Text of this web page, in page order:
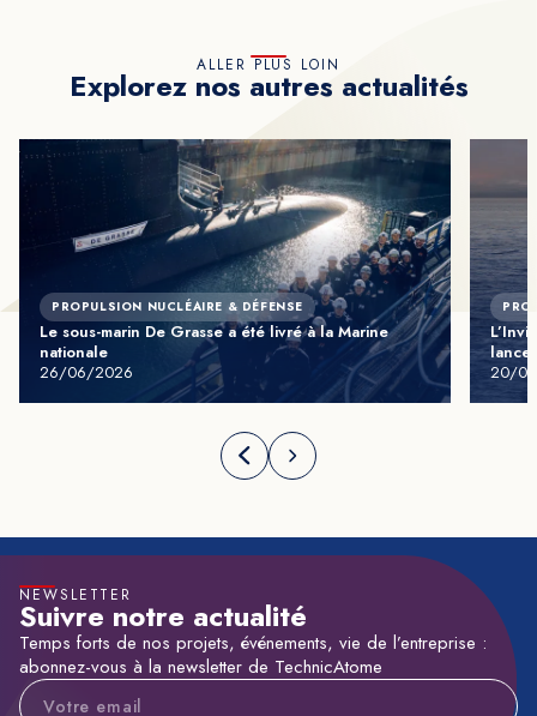
ALLER PLUS LOIN
Explorez nos autres actualités
PROPULSION NUCLÉAIRE & DÉFENSE
Le sous-marin De Grasse a été livré à la Marine
nationale
26/06/2026
20/
NEWSLETTER
Suivre notre actualité
Temps forts de nos projets, événements, vie de l’entreprise :
abonnez-vous à la newsletter de TechnicAtome
Adresse e-mail